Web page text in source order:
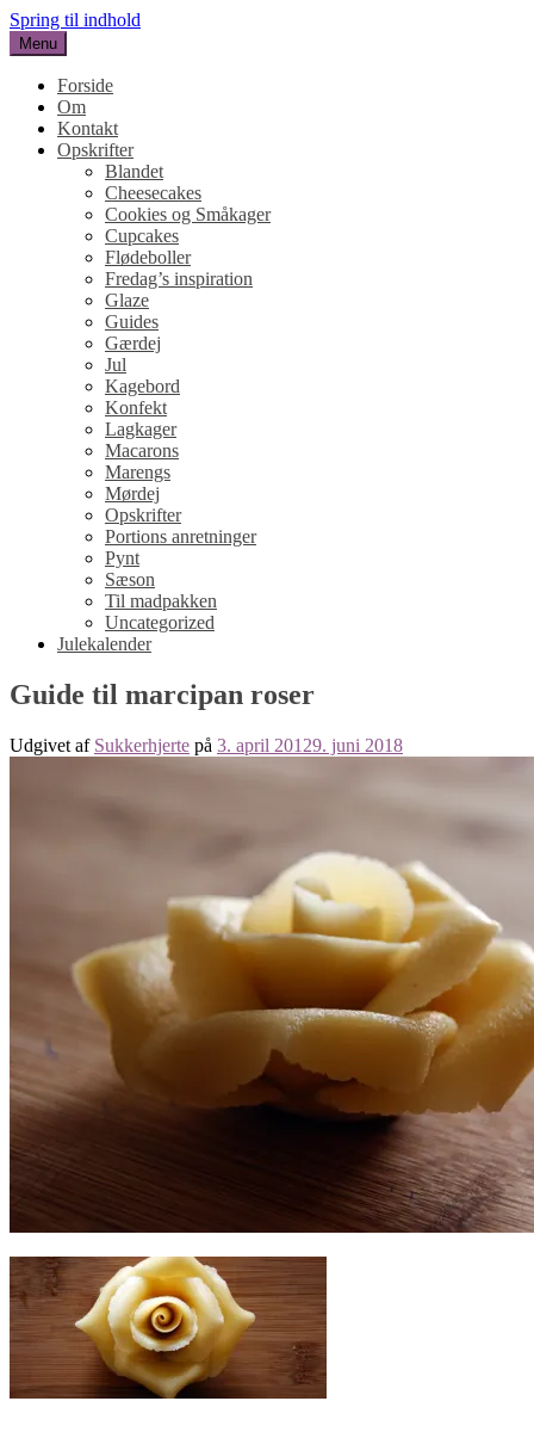
Spring til indhold
SUKKERHJERTE
en blog om kage
Menu
Forside
Om
Kontakt
Opskrifter
Blandet
Cheesecakes
Cookies og Småkager
Cupcakes
Flødeboller
Fredag’s inspiration
Glaze
Guides
Gærdej
Jul
Kagebord
Konfekt
Lagkager
Macarons
Marengs
Mørdej
Opskrifter
Portions anretninger
Pynt
Sæson
Til madpakken
Uncategorized
Julekalender
Guide til marcipan roser
Udgivet af Sukkerhjerte på 3. april 20129. juni 2018